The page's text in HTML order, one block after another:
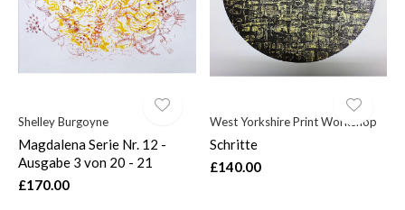
Shelley Burgoyne
Magdalena Serie Nr. 12 -
Ausgabe 3 von 20 - 21
£170.00
West Yorkshire Print Workshop
Schritte
£140.00